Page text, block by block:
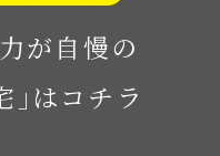
が自慢の
｣はコチラ